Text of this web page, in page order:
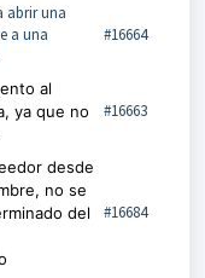
abrir una
a una
#16664
al
ya que no
#16663
desde
no se
del
#16684